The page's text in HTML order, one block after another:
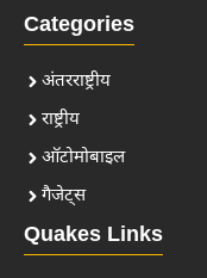
Categories
अंतरराष्ट्रीय
राष्ट्रीय
ऑटोमोबाइल
गैजेट्स
Quakes Links